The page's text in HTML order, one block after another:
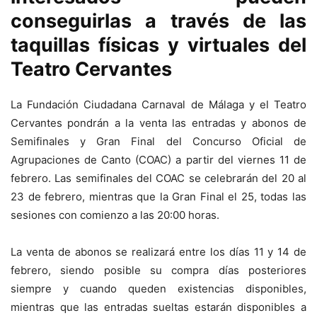
conseguirlas a través de las
taquillas físicas y virtuales del
Teatro Cervantes
La Fundación Ciudadana Carnaval de Málaga y el Teatro
Cervantes pondrán a la venta las entradas y abonos de
Semifinales y Gran Final del Concurso Oficial de
Agrupaciones de Canto (COAC) a partir del viernes 11 de
febrero. Las semifinales del COAC se celebrarán del 20 al
23 de febrero, mientras que la Gran Final el 25, todas las
sesiones con comienzo a las 20:00 horas.
La venta de abonos se realizará entre los días 11 y 14 de
febrero, siendo posible su compra días posteriores
siempre y cuando queden existencias disponibles,
mientras que las entradas sueltas estarán disponibles a